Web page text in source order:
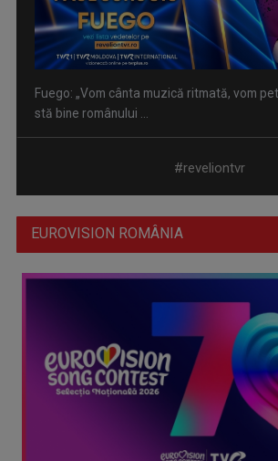
Fuego: „Vom cânta muzică ritmată, vom
stă bine românului ...
Johny Romano, în noaptea dintre ani la
Română prezintă: ...
#reveliontvr
EUROVISION ROMÂNIA